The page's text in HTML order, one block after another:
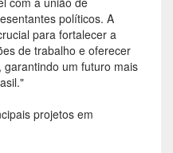
políticos. A
para fortalecer a
de trabalho e oferecer
um futuro mais
projetos em